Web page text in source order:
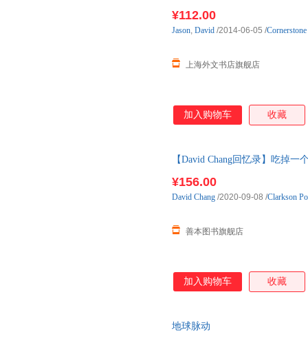
¥112.00
上海外文书店旗舰店
Jason, David /2014-06-05 /Cornerstone
加入购物车 收藏
【David Chang回忆录】吃掉一
¥156.00
善本图书旗舰店
David Chang /2020-09-08 /Clarkson
加入购物车 收藏
地球脉动